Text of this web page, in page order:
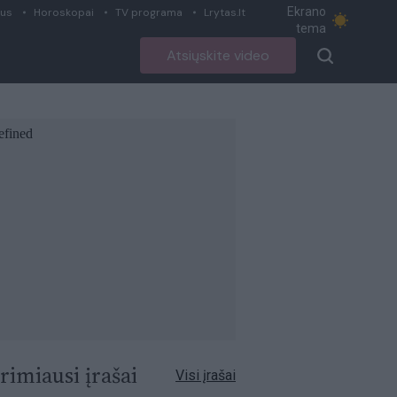
Horoskopai TV programa Lrytas.lt
Ekrano
tema
Atsiųskite video
įrašai Visi įrašai